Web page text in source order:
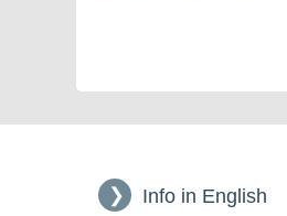
Info in English